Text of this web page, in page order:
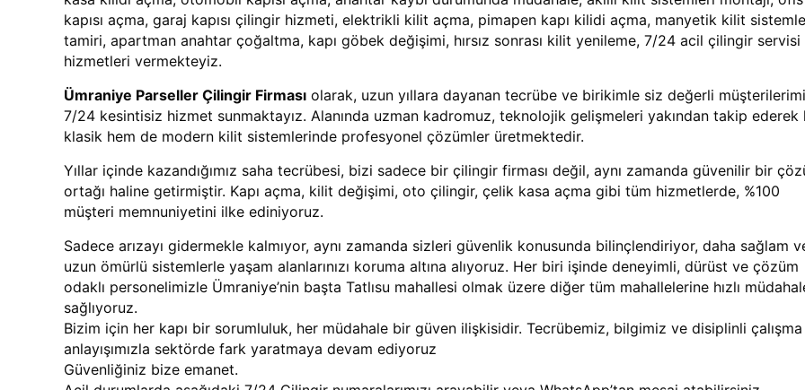
kapısı açma, garaj kapısı çilingir hizmeti, elektrikli kilit açma, pimapen kapı kilidi açma, manyetik kilit
tamiri, apartman anahtar çoğaltma, kapı göbek değişimi, hırsız sonrası kilit yenileme, 7/24 acil çilingir servisi
hizmetleri vermekteyiz.
Ümraniye Parseller Çilingir Firmasıolarak, uzun yıllara dayanan tecrübe ve birikimle siz değerli
7/24 kesintisiz hizmet sunmaktayız. Alanında uzman kadromuz, teknolojik gelişmeleri yakından takip ederek
klasik hem de modern kilit sistemlerinde profesyonel çözümler üretmektedir.
Yıllar içinde kazandığımız saha tecrübesi, bizi sadece bir çilingir firması değil, aynı zamanda güvenilir bir
ortağı haline getirmiştir. Kapı açma, kilit değişimi, oto çilingir, çelik kasa açma gibi tüm hizmetlerde, %100
müşteri memnuniyetini ilke ediniyoruz.
Sadece arızayı gidermekle kalmıyor, aynı zamanda sizleri güvenlik konusunda bilinçlendiriyor, daha sağlam
uzun ömürlü sistemlerle yaşam alanlarınızı koruma altına alıyoruz. Her biri işinde deneyimli, dürüst ve çözüm
odaklı personelimizle Ümraniye’nin başta Tatlısu mahallesi olmak üzere diğer tüm mahallelerine hızlı
sağlıyoruz.
Bizim için her kapı bir sorumluluk, her müdahale bir güven ilişkisidir. Tecrübemiz, bilgimiz ve disiplinli çalışma
anlayışımızla sektörde fark yaratmaya devam ediyoruz
Güvenliğiniz bize emanet.